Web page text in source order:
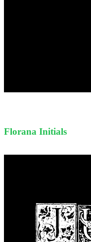
Florana Initials